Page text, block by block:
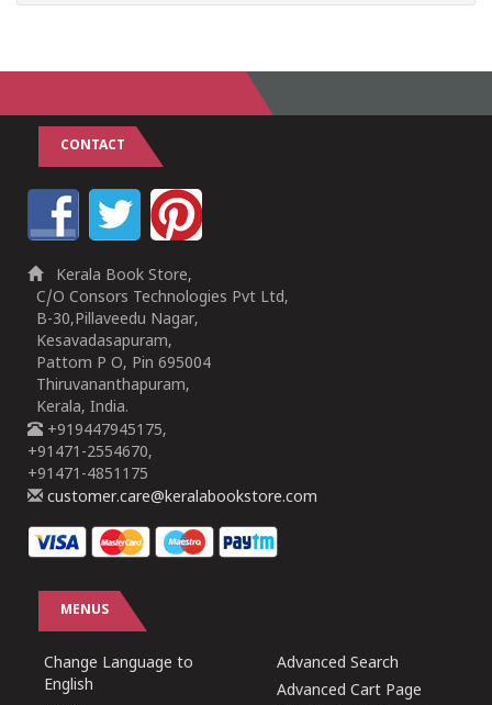
CONTACT
Kerala Book Store,
C/O Consors Technologies Pvt Ltd,
B-30,Pillaveedu Nagar,
Kesavadasapuram,
Pattom P O, Pin 695004
Thiruvananthapuram,
Kerala, India.
+919447945175,
+91471-2554670,
+91471-4851175
customer.care@keralabookstore.com
MENUS
Change Language to
English
Advanced Search
Advanced Cart Page